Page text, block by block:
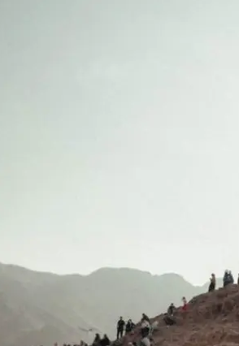
Berkah Dengan Tiket